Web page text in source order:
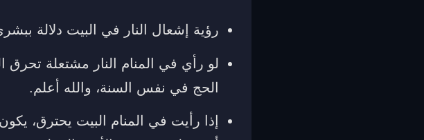
رؤية إشعال النار في البيت دلالة
لو رأي في المنام النار مشتعلة
الحج في نفس السنة، والله أعلم.
إذا رأيت في المنام البيت يحترق،